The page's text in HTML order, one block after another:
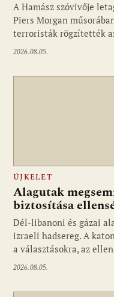
A Hamász szóvivője
Piers Morgan
terroristák rögzítették
2026.08.05.
ÚJKELET
Alagutak
biztosítása
Dél-libanoni és gázai
izraeli hadsereg. A
a választásokra, az
2026.08.05.